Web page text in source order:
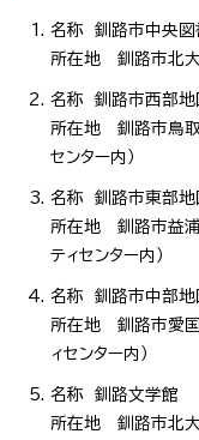
名称 釧路市中央図
所在地 釧路市北
名称 釧路市西部地
所在地 釧路市鳥取
センター内）
名称 釧路市東部地
所在地 釧路市益浦
ティセンター内）
名称 釧路市中部地
所在地 釧路市愛国
ィセンター内）
名称 釧路文学館
所在地 釧路市北